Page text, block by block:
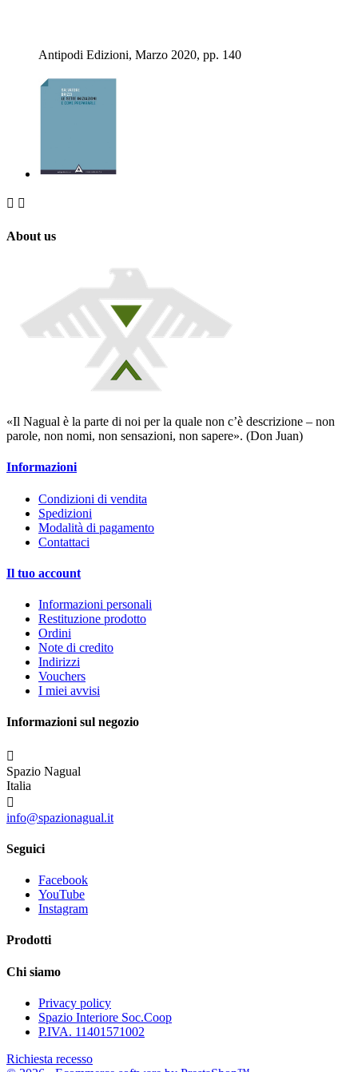
Antipodi Edizioni, Marzo 2020, pp. 140
 
About us
«Il Nagual è la parte di noi per la quale non c’è descrizione – non
parole, non nomi, non sensazioni, non sapere». (Don Juan)
Informazioni
Condizioni di vendita
Spedizioni
Modalità di pagamento
Contattaci
Il tuo account
Informazioni personali
Restituzione prodotto
Ordini
Note di credito
Indirizzi
Vouchers
I miei avvisi
Informazioni sul negozio

Spazio Nagual
Italia

info@spazionagual.it
Seguici
Facebook
YouTube
Instagram
Prodotti
Chi siamo
Privacy policy
Spazio Interiore Soc.Coop
P.IVA. 11401571002
Richiesta recesso